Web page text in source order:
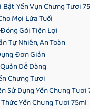
Yến Vụn Chưng Tươi
Mọi Lứa Tuổi
Gói Tiện Lợi
Tự Nhiên, An Toàn
Đơn Giản
Dễ Dàng
Chưng Tươi
Sử Dụng Yến Chưng Tươi
Yến Chưng Tươi 75ml